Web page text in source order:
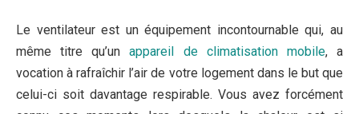
Le ventilateur est un équipement incontournable qui, au
même titre qu’unappareil de climatisation mobile, a
vocation à rafraîchir l’air de votre logement dans le but que
celui-ci soit davantage respirable. Vous avez forcément